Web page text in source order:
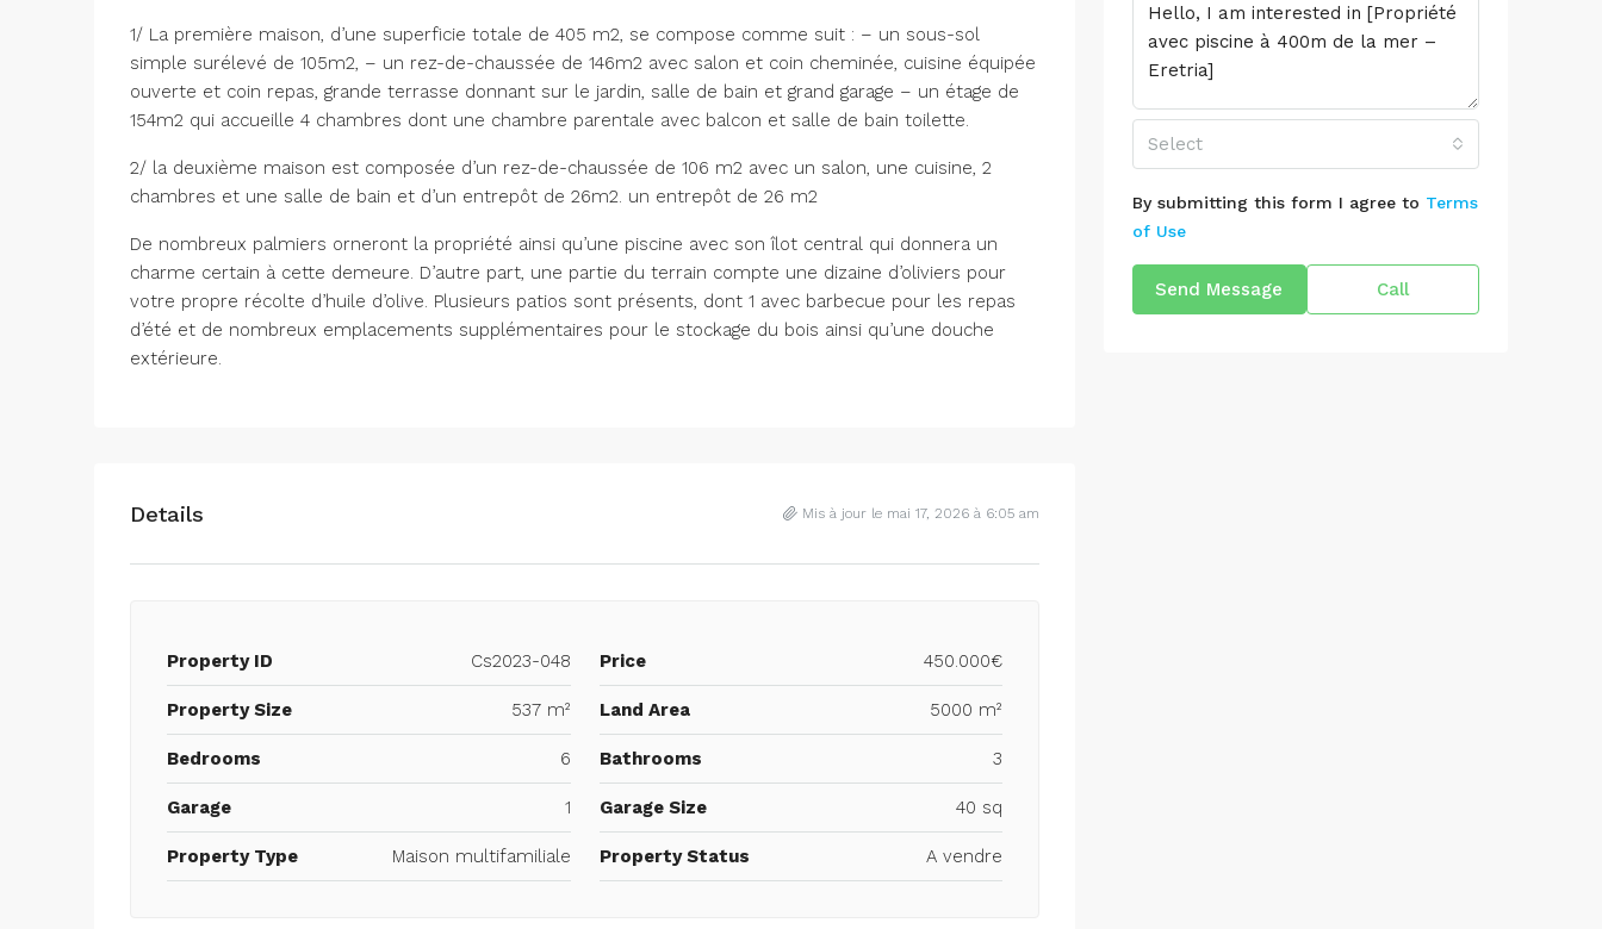
1/ La première maison, d’une superficie totale de 405 m2, se compose comme suit : – un sous-sol
simple surélevé de 105m2, – un rez-de-chaussée de 146m2 avec salon et coin cheminée, cuisine équipée
ouverte et coin repas, grande terrasse donnant sur le jardin, salle de bain et grand garage – un étage de
154m2 qui accueille 4 chambres dont une chambre parentale avec balcon et salle de bain toilette.
2/ la deuxième maison est composée d’un rez-de-chaussée de 106 m2 avec un salon, une cuisine, 2
chambres et une salle de bain et d’un entrepôt de 26m2. un entrepôt de 26 m2
De nombreux palmiers orneront la propriété ainsi qu’une piscine avec son îlot central qui donnera un
charme certain à cette demeure. D’autre part, une partie du terrain compte une dizaine d’oliviers pour
votre propre récolte d’huile d’olive. Plusieurs patios sont présents, dont 1 avec barbecue pour les repas
d’été et de nombreux emplacements supplémentaires pour le stockage du bois ainsi qu’une douche
extérieure.
Details Mis à jour le mai 17, 2026 à 6:05 am
Property ID Cs2023-048 Price 450.000€
Property Size 537 m² Land Area 5000 m²
Bedrooms 6 Bathrooms 3
Garage 1 Garage Size 40 sq
Property Type Maison multifamiliale Property Status A vendre
Select
By submitting this form I agree to Terms
of Use
Send Message Call